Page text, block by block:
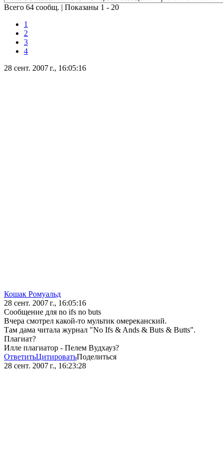
Всего 64 сообщ. | Показаны 1 - 20
1
2
3
4
28 сент. 2007 г., 16:05:16
Кошак Ромуальд
28 сент. 2007 г., 16:05:16
Сообщение для no ifs no buts
Вчера смотрел какой-то мультик омереканский.
Там дама читала журнал "No Ifs & Ands & Buts & Butts".
Плагиат?
Илле плагиатор - Пелем Вудхауз?
ОтветитьЦитироватьПоделиться
28 сент. 2007 г., 16:23:28